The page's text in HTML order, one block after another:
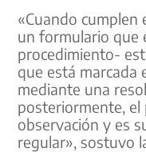
«Cuando
un formulario que
procedimiento-
que está marcada
mediante una
posteriormente,
observación y es
regular», sostuvo